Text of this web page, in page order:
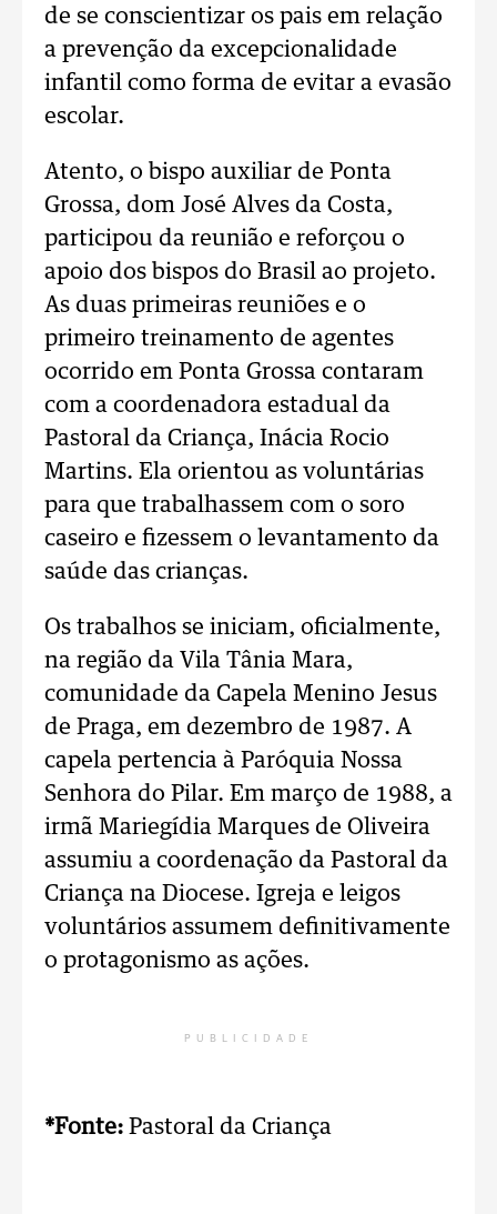
de se conscientizar os pais em relação
a prevenção da excepcionalidade
infantil como forma de evitar a evasão
escolar.
Atento, o bispo auxiliar de Ponta
Grossa, dom José Alves da Costa,
participou da reunião e reforçou o
apoio dos bispos do Brasil ao projeto.
As duas primeiras reuniões e o
primeiro treinamento de agentes
ocorrido em Ponta Grossa contaram
com a coordenadora estadual da
Pastoral da Criança, Inácia Rocio
Martins. Ela orientou as voluntárias
para que trabalhassem com o soro
caseiro e fizessem o levantamento da
saúde das crianças.
Os trabalhos se iniciam, oficialmente,
na região da Vila Tânia Mara,
comunidade da Capela Menino Jesus
de Praga, em dezembro de 1987. A
capela pertencia à Paróquia Nossa
Senhora do Pilar. Em março de 1988, a
irmã Mariegídia Marques de Oliveira
assumiu a coordenação da Pastoral da
Criança na Diocese. Igreja e leigos
voluntários assumem definitivamente
o protagonismo as ações.
PUBLICIDADE
*Fonte: Pastoral da Criança